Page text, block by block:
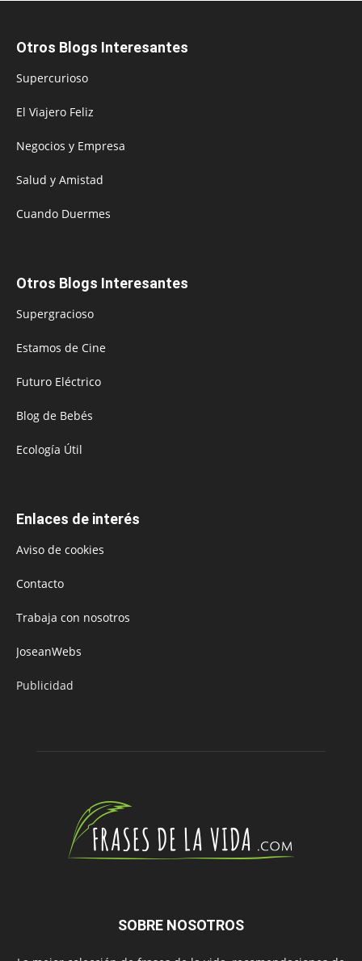
Otros Blogs Interesantes
Supercurioso
El Viajero Feliz
Negocios y Empresa
Salud y Amistad
Cuando Duermes
Otros Blogs Interesantes
Supergracioso
Estamos de Cine
Futuro Eléctrico
Blog de Bebés
Ecología Útil
Enlaces de interés
Aviso de cookies
Contacto
Trabaja con nosotros
JoseanWebs
Publicidad
SOBRE NOSOTROS